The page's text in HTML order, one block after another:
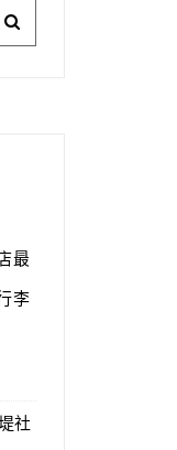
最
李
社